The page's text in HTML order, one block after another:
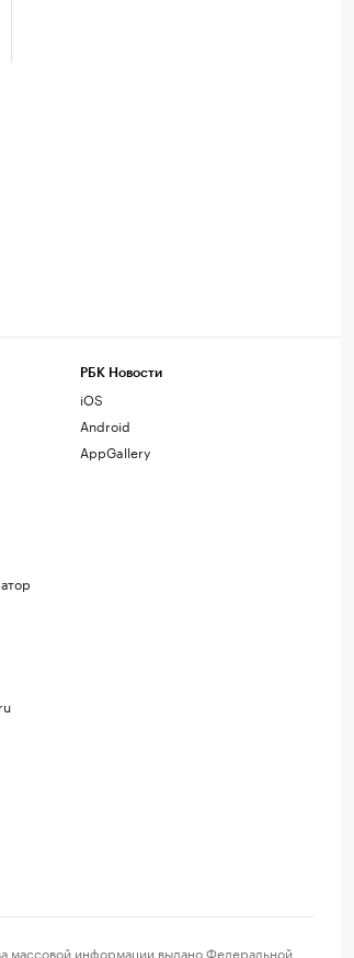
РБК Новости
iOS
Android
AppGallery
информации выдано Федеральной